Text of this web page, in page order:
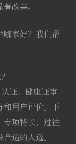
改善。
哪家好？我们帮
证、健康证审
用户评价。下
专项特长、过往
适的人选。